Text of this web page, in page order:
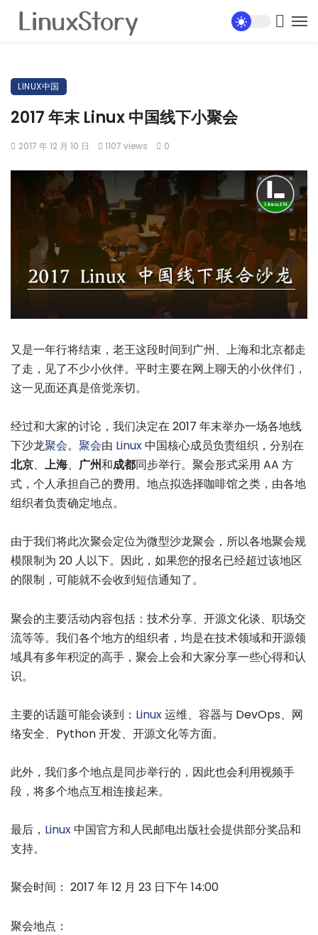
LINUX中国
2017 年末 Linux 中国线下小聚会
2017 年 12 月 10 日 1107 views 0
又是一年行将结束，老王这段时间到广州、上海和北京都走
了走，见了不少小伙伴。平时主要在网上聊天的小伙伴们，
这一见面还真是倍觉亲切。
经过和大家的讨论，我们决定在 2017 年末举办一场各地线
下沙龙聚会。 聚会由 Linux中国核心成员负责组织，分别在
北京、 上海、 广州和成都同步举行。聚会形式采用 AA 方
式，个人承担自己的费用。地点拟选择咖啡馆之类，由各地
组织者负责确定地点。
由于我们将此次聚会定位为微型沙龙聚会，所以各地聚会规
模限制为 20 人以下。因此，如果您的报名已经超过该地区
的限制，可能就不会收到短信通知了。
聚会的主要活动内容包括：技术分享、开源文化谈、职场交
流等等。我们各个地方的组织者，均是在技术领域和开源领
域具有多年积淀的高手，聚会上会和大家分享一些心得和认
识。
主要的话题可能会谈到： Linux运维、容器与 DevOps、网
络安全、Python 开发、开源文化等方面。
此外，我们多个地点是同步举行的，因此也会利用视频手
段，将多个地点互相连接起来。
最后， Linux中国官方和人民邮电出版社会提供部分奖品和
支持。
聚会时间： 2017 年 12 月 23 日下午 14:00
聚会地点：